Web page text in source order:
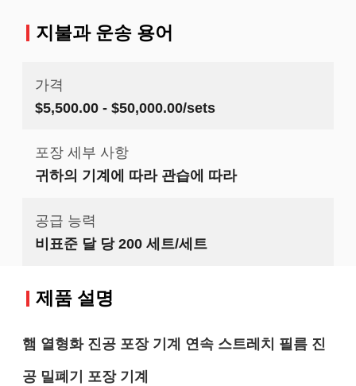
지불과 운송 용어
가격
$5,500.00 - $50,000.00/sets
포장 세부 사항
귀하의 기계에 따라 관습에 따라
공급 능력
비표준 달 당 200 세트/세트
제품 설명
햄 열형화 진공 포장 기계 연속 스트레치 필름 진
공 밀폐기 포장 기계